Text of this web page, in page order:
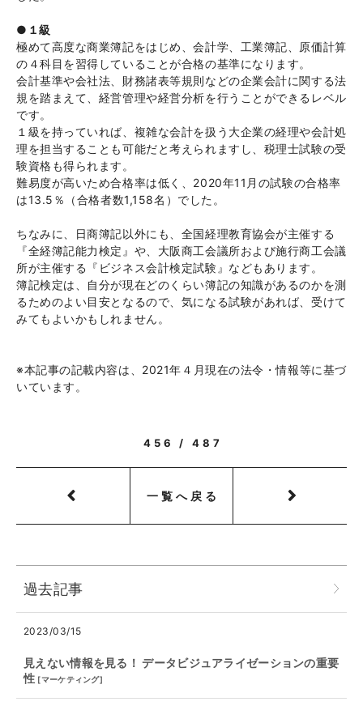
●１級
極めて高度な商業簿記をはじめ、会計学、工業簿記、原価計算
の４科目を習得していることが合格の基準になります。
会計基準や会社法、財務諸表等規則などの企業会計に関する法
規を踏まえて、経営管理や経営分析を行うことができるレベル
です。
１級を持っていれば、複雑な会計を扱う大企業の経理や会計処
理を担当することも可能だと考えられますし、税理士試験の受
験資格も得られます。
難易度が高いため合格率は低く、2020年11月の試験の合格率
は13.5％（合格者数1,158名）でした。
ちなみに、日商簿記以外にも、全国経理教育協会が主催する
『全経簿記能力検定』や、大阪商工会議所および施行商工会議
所が主催する『ビジネス会計検定試験』などもあります。
簿記検定は、自分が現在どのくらい簿記の知識があるのかを測
るためのよい目安となるので、気になる試験があれば、受けて
みてもよいかもしれません。
※本記事の記載内容は、2021年４月現在の法令・情報等に基づ
いています。
456 / 487
一覧へ戻る
過去記事
2023/03/15
見えない情報を見る！ データビジュアライゼーションの重要
性 [マーケティング]